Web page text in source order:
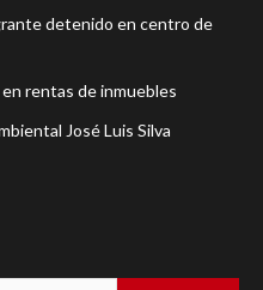
detenido en centro de
rentas de inmuebles
José Luis Silva